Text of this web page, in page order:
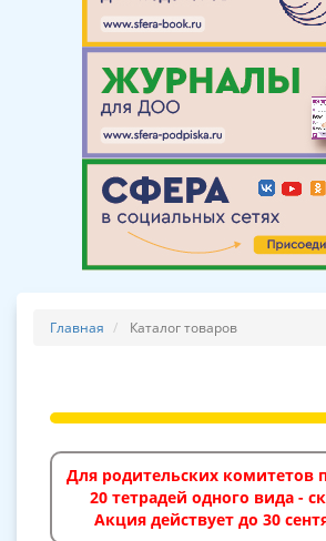
Главная Каталог товаров
Для родительских комитетов
20 тетрадей одного вида -
Акция действует до 30